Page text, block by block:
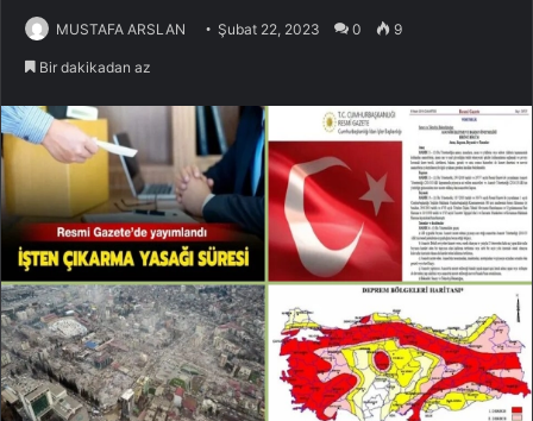
MUSTAFA ARSLAN Şubat 22, 2023 0 9
Bir dakikadan az